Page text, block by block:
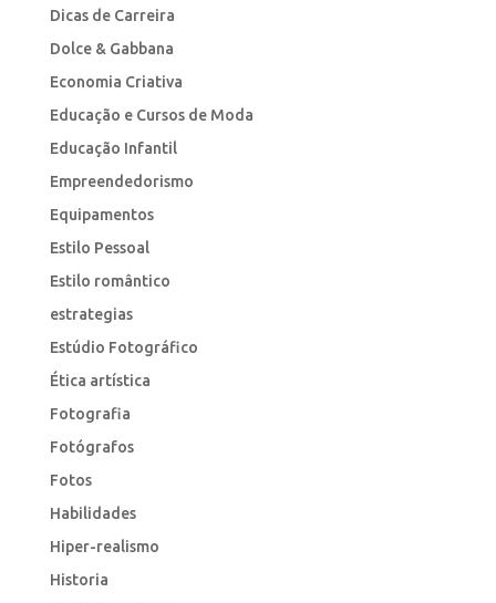
Dicas de Carreira
Dolce & Gabbana
Economia Criativa
Educação e Cursos de Moda
Educação Infantil
Empreendedorismo
Equipamentos
Estilo Pessoal
Estilo romântico
estrategias
Estúdio Fotográfico
Ética artística
Fotografia
Fotógrafos
Fotos
Habilidades
Hiper-realismo
Historia